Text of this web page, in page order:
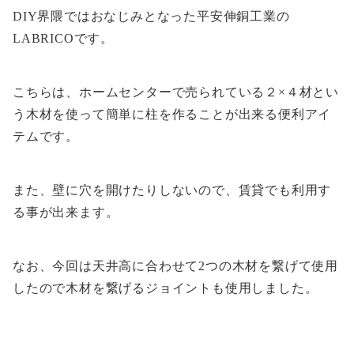
DIY界隈ではおなじみとなった平安伸銅工業の
LABRICOです。
こちらは、ホームセンターで売られている２×４材とい
う木材を使って簡単に柱を作ることが出来る便利アイ
テムです。
また、壁に穴を開けたりしないので、賃貸でも利用す
る事が出来ます。
なお、今回は天井高に合わせて2つの木材を繋げて使用
したので木材を繋げるジョイントも使用しました。